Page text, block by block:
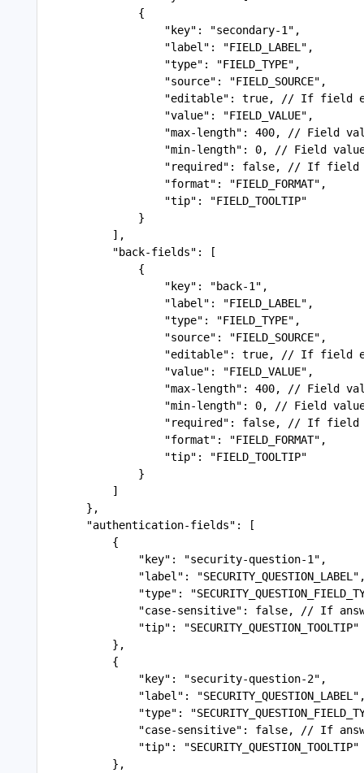
{
"key": "secondary-1",
"label": "FIELD_LABEL",
"type": "FIELD_TYPE",
"source": "FIELD_SOURCE",
"editable": true, // If field
"value": "FIELD_VALUE",
"max-length": 400, // Field value
"min-length": 0, // Field value
"required": false, // If field
"tip": "FIELD_TOOLTIP"
}
],
"back-fields": [
{
"key": "back-1",
"label": "FIELD_LABEL",
"type": "FIELD_TYPE",
"source": "FIELD_SOURCE",
"editable": true, // If field
"value": "FIELD_VALUE",
"max-length": 400, // Field value
"min-length": 0, // Field value
"required": false, // If field
"tip": "FIELD_TOOLTIP"
}
]
},
"authentication-fields": [
{
"key": "security-question-1",
"label":
"type":
"case-sensitive": false, // If answer
"tip": "SECURITY_QUESTION_TOOLTIP"
},
{
"key": "security-question-2",
"label":
"type":
"case-sensitive": false, // If answer
"tip": "SECURITY_QUESTION_TOOLTIP"
},